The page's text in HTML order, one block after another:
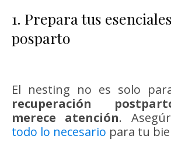
1. Prepara tus
posparto
El nesting no es solo
recuperación
merece atención.
todo lo necesario para tu